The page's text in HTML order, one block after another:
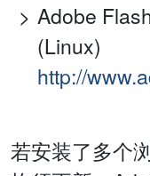
Adobe
(Linux)
http://
若安装了多个